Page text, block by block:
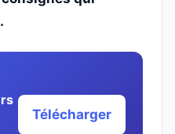
Télécharger